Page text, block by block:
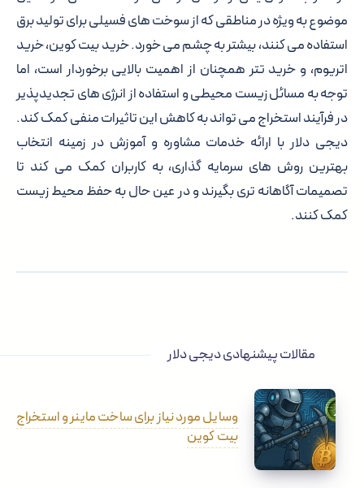
موضوع به ویژه در مناطقی که از سوخت های فسیلی برای تولید برق
استفاده می کنند، بیشتر به چشم می خورد. خرید بیت کوین، خرید
اتریوم، و خرید تتر همچنان از اهمیت بالایی برخوردار است، اما
توجه به مسائل زیست محیطی و استفاده از انرژی های تجدیدپذیر
در فرآیند استخراج می تواند به کاهش این تاثیرات منفی کمک کند.
دیجی دلار با ارائه خدمات مشاوره و آموزش در زمینه انتخاب
بهترین روش های سرمایه گذاری، به کاربران کمک می کند تا
تصمیمات آگاهانه تری بگیرند و در عین حال به حفظ محیط زیست
کمک کنند.
مقالات پیشنهادی دیجی دلار
وسایل مورد نیاز برای ساخت ماینر و استخراج
بیت کوین